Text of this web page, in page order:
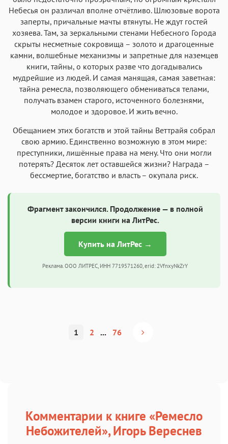
Небесья он различал вполне отчётливо. Шлюзовые ворота
заперты, причальные мачты втянуты. Не ждут гостей
хозяева. Там, за зеркальными стенами Небесного Города
скрыты несметные сокровища – золото и драгоценные
камни, волшебные механизмы и запретные для наземцев
книги, тайны, о которых разве что догадывались
мудрейшие из людей. И самая манящая, самая заветная:
тайна ремесла, позволяющего обмениваться телами,
получать взамен старого, источенного болезнями,
молодое и здоровое. И жить вечно.
Обещанием этих богатств и этой тайны Веттрайя собрал
свою армию. Единственно возможную в этом мире:
преступники, лишённые права на мену. Что они могли
потерять? Десяток лет оставшейся жизни? Награда –
бессмертие, богатство и власть – окупала риск.
Фрагмент закончился. Продолжение — в полной
версии книги на ЛитРес.
Купить на ЛитРес →
Реклама. ООО ЛИТРЕС, ИНН 7719571260, erid: 2VfnxyNkZrY
1 2 ... 76
Комментарии к книге «Ремесло
Небожителей», Игорь Вереснев